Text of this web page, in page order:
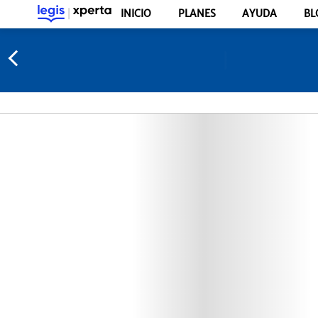
INICIO PLANES AYUDA